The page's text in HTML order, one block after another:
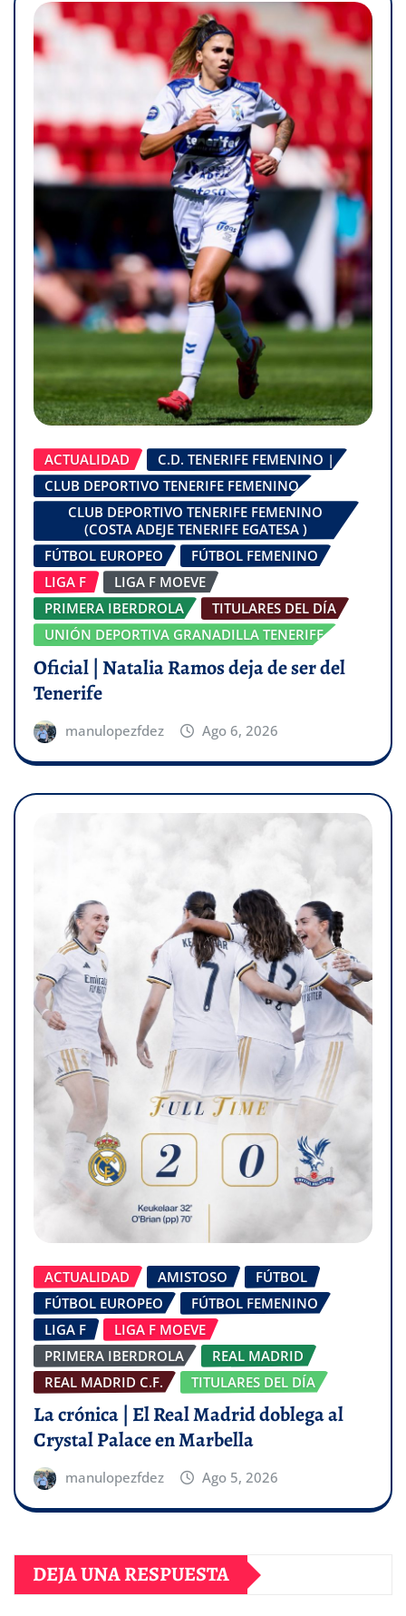
ACTUALIDAD
C.D. TENERIFE FEMENINO |
CLUB DEPORTIVO TENERIFE FEMENINO
CLUB DEPORTIVO TENERIFE FEMENINO
(COSTA ADEJE TENERIFE EGATESA )
FÚTBOL EUROPEO
FÚTBOL FEMENINO
LIGA F
LIGA F MOEVE
PRIMERA IBERDROLA
TITULARES DEL DÍA
UNIÓN DEPORTIVA GRANADILLA TENERIFE
Oficial | Natalia Ramos deja de ser del
Tenerife
manulopezfdez Ago 6, 2026
ACTUALIDAD AMISTOSO
FÚTBOL
FÚTBOL EUROPEO
FÚTBOL FEMENINO
LIGA F
LIGA F MOEVE
PRIMERA IBERDROLA
REAL MADRID
REAL MADRID C.F.
TITULARES DEL DÍA
La crónica | El Real Madrid doblega al
Crystal Palace en Marbella
manulopezfdez Ago 5, 2026
DEJA UNA RESPUESTA